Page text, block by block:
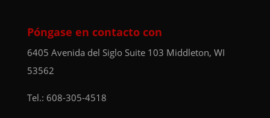
Póngase en contacto con
6405 Avenida del Siglo Suite 103 Middleton, WI
53562
Tel.: 608-305-4518